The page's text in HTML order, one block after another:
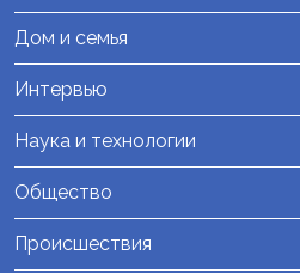
Дом и семья
Интервью
Наука и технологии
Общество
Происшествия